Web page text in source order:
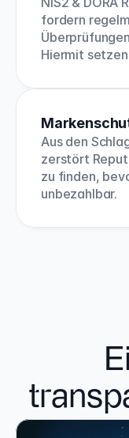
fordern
Hiermit
Aus den
zerstört
zu finden,
unbezahlbar.